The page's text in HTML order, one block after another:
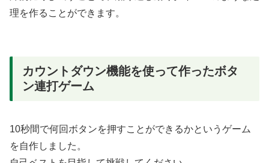
理を作ることができます。
カウントダウン機能を使って作ったボタ
ン連打ゲーム
10秒間で何回ボタンを押すことができるかというゲーム
を自作しました。